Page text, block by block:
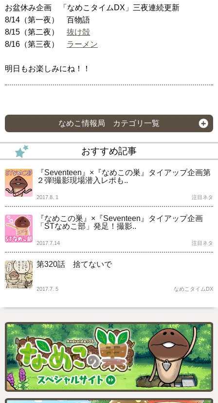
お盆休み企画 「なめこタイムDX」三夜連続更新
8/14（第一夜） 百物語
8/15（第二夜） 抜け殻
8/16（第三夜） ラーメン
明日もお楽しみにね！！
なめこ情報局 カテゴリ一覧
おすすめ記事
『Seventeen』×『なめこの巣』タイアップ企画第
２弾!撮影現場潜入レポも..
2017.8. 1 注目ネタ
『なめこの巣』×『Seventeen』タイアップ企画
「STなめこ部」発足！撮影..
2017.7.14 注目ネタ
第320話 捨てないで
2017.7. 5 なめこタイムDX